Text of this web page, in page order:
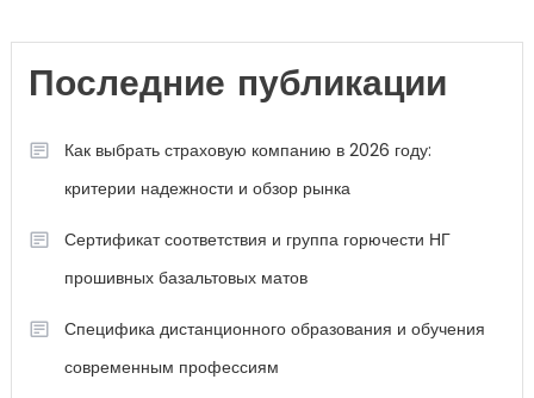
Последние публикации
Как выбрать страховую компанию в 2026 году:
критерии надежности и обзор рынка
Сертификат соответствия и группа горючести НГ
прошивных базальтовых матов
Специфика дистанционного образования и обучения
современным профессиям